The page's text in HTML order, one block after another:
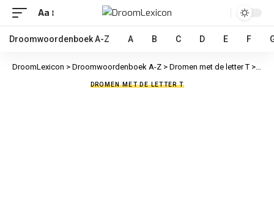
Aa
Droomwoordenboek A-Z A B C D E F
DroomLexicon > Droomwoordenboek A-Z > Dromen met de letter T >
DROMEN MET DE LETTER T